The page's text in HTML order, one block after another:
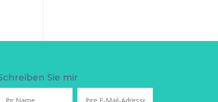
Sie mir